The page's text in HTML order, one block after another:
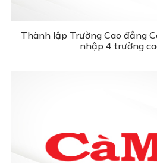
Thành lập Trường Cao đẳng
nhập 4 trường